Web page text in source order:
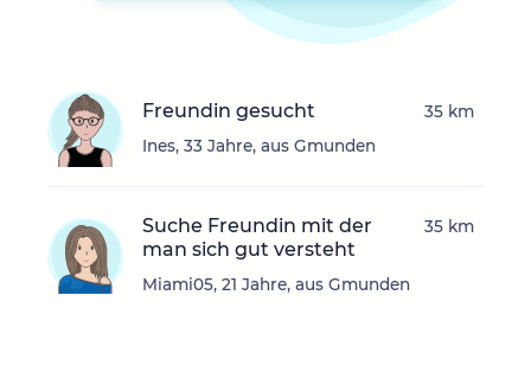
Freundin gesucht
Ines, 33 Jahre, aus Gmunden
35 km
Suche Freundin mit der
man sich gut versteht
Miami05, 21 Jahre, aus Gmunden
35 km